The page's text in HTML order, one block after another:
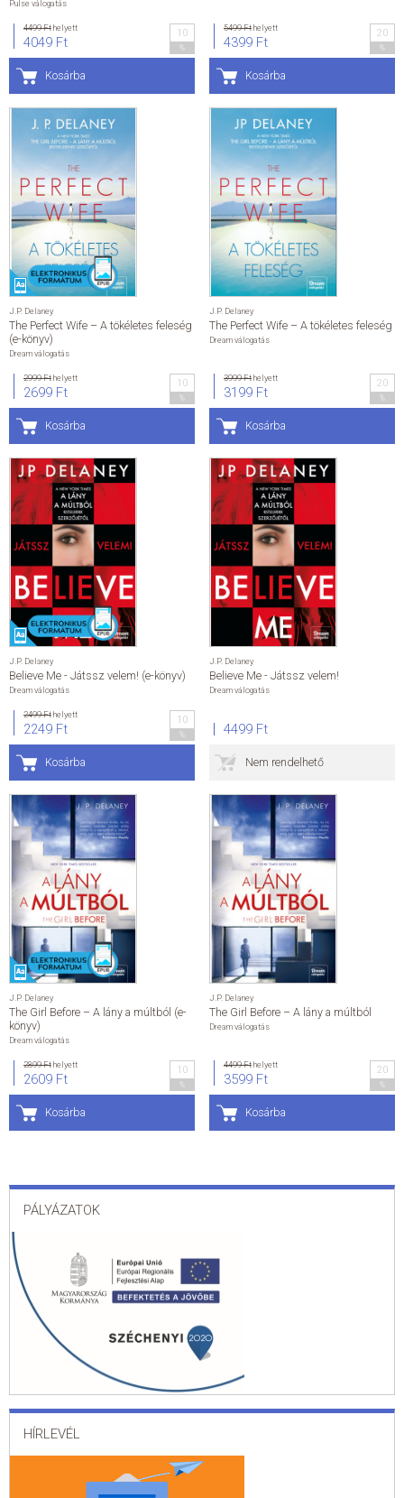
Pulse válogatás
4499 Fthelyett
4049 Ft
10
Kosárba
5499 Fthelyett
4399 Ft
20
Kosárba
J.P. Delaney
The Perfect Wife – A tökéletes feleség
(e-könyv)
Dream válogatás
2999 Fthelyett
2699 Ft
10
Kosárba
J.P. Delaney
The Perfect Wife – A tökéletes feleség
Dream válogatás
3999 Fthelyett
3199 Ft
20
Kosárba
J.P. Delaney
Believe Me - Játssz velem! (e-könyv)
Dream válogatás
2499 Fthelyett
2249 Ft
10
Kosárba
J.P. Delaney
Believe Me - Játssz velem!
Dream válogatás
4499 Ft
Nem rendelhető
J.P. Delaney
The Girl Before – A lány a múltból (e-
könyv)
Dream válogatás
2899 Fthelyett
2609 Ft
10
Kosárba
J.P. Delaney
The Girl Before – A lány a múltból
Dream válogatás
4499 Fthelyett
3599 Ft
20
Kosárba
PÁLYÁZATOK
HÍRLEVÉL
ÁLTALÁNOS SZERZŐDÉSI FELTÉTELEK
ADATKEZELÉSI ÉS ADATVÉDELMI SZABÁLYZAT
KAPCSOLAT